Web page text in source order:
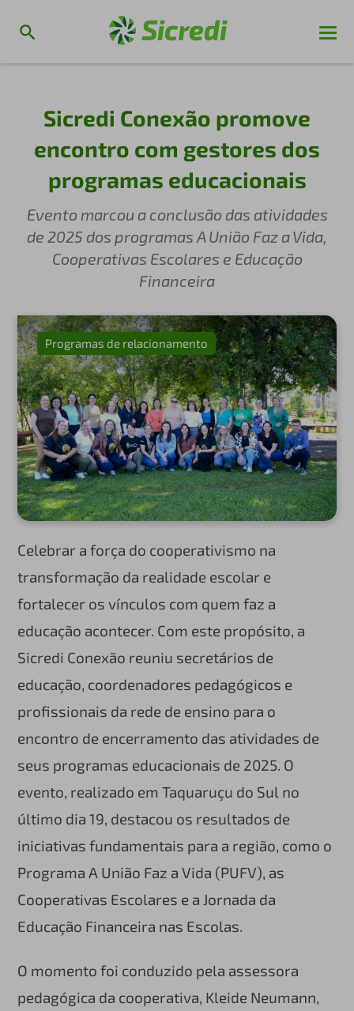
Sicredi Conexão promove
encontro com gestores dos
programas educacionais
Evento marcou a conclusão das atividades
de 2025 dos programas A União Faz a Vida,
Cooperativas Escolares e Educação
Financeira
Programas de relacionamento
Celebrar a força do cooperativismo na
transformação da realidade escolar e
fortalecer os vínculos com quem faz a
educação acontecer. Com este propósito, a
Sicredi Conexão reuniu secretários de
educação, coordenadores pedagógicos e
profissionais da rede de ensino para o
encontro de encerramento das atividades de
seus programas educacionais de 2025. O
evento, realizado em Taquaruçu do Sul no
último dia 19, destacou os resultados de
iniciativas fundamentais para a região, como o
Programa A União Faz a Vida (PUFV), as
Cooperativas Escolares e a Jornada da
Educação Financeira nas Escolas.
O momento foi conduzido pela assessora
pedagógica da cooperativa, Kleide Neumann,